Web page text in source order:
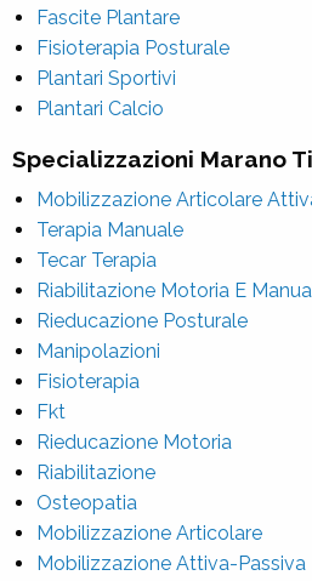
Fascite Plantare
Fisioterapia Posturale
Plantari Sportivi
Plantari Calcio
Specializzazioni Marano
Mobilizzazione Articolare
Terapia Manuale
Tecar Terapia
Riabilitazione Motoria E
Rieducazione Posturale
Manipolazioni
Fisioterapia
Fkt
Rieducazione Motoria
Riabilitazione
Osteopatia
Mobilizzazione Articolare
Mobilizzazione Attiva-Passiva